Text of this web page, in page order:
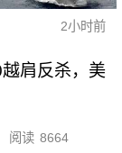
2小时前
肩反杀，美
阅读 8664